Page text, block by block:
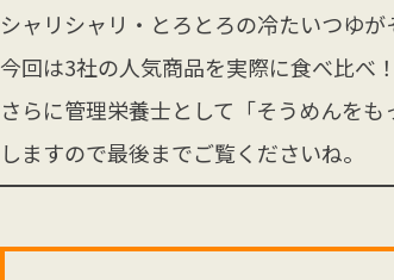
シャリシャリ・とろとろの冷たいつゆ
今回は3社の人気商品を実際に食べ比べ！
さらに管理栄養士として「そうめんを
しますので最後までご覧くださいね。